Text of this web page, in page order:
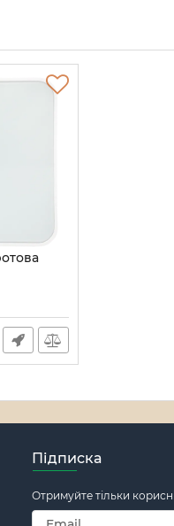
Підписка
Отримуйте тільки корисні